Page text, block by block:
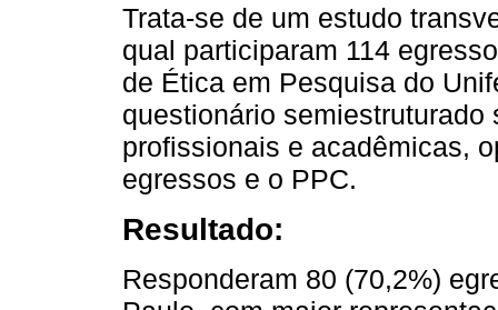
Trata-se de um estudo
qual participaram 114
de Ética em Pesquisa do
questionário
profissionais e acadêmicas,
egressos e o PPC.
Resultado:
Responderam 80 (70,2%)